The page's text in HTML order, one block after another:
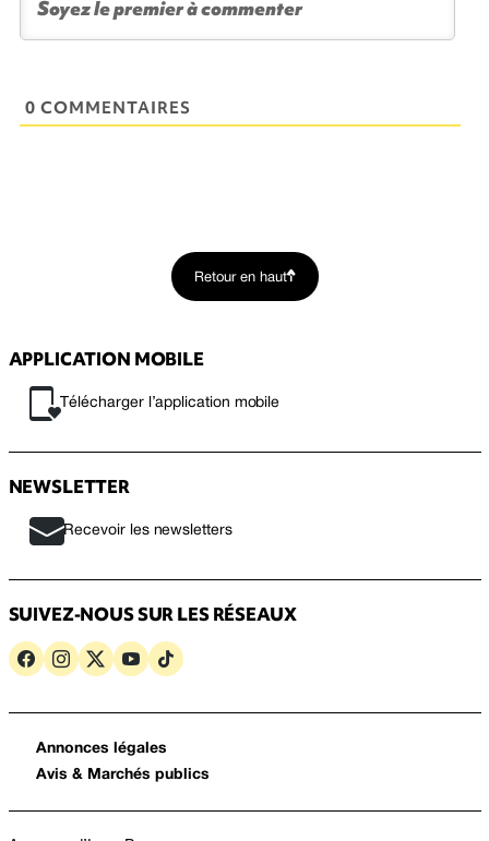
0 COMMENTAIRES
Retour en haut
APPLICATION MOBILE
Télécharger l’application mobile
NEWSLETTER
Recevoir les newsletters
SUIVEZ-NOUS SUR LES RÉSEAUX
Annonces légales
Avis & Marchés publics